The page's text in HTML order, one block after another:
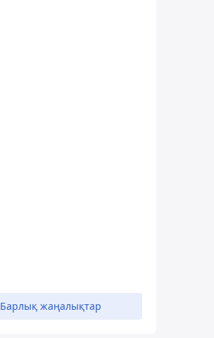
Барлық жаңалықтар